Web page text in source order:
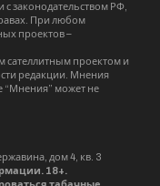
с законодательством РФ,
При любом
проектов –
сателлитным проектом и
редакции. Мнения
“Мнения” может не
дом 4, кв. 3
18+.